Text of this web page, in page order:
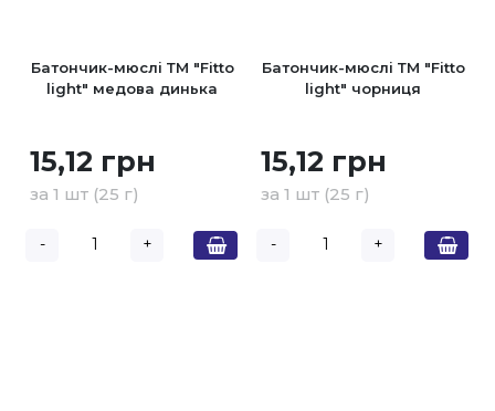
Батончик-мюслі ТМ "Fitto
light" медова динька
15,12 грн
за 1 шт (25 г)
- +
Батончик-мюслі ТМ "Fitto
light" чорниця
15,12 грн
за 1 шт (25 г)
- +